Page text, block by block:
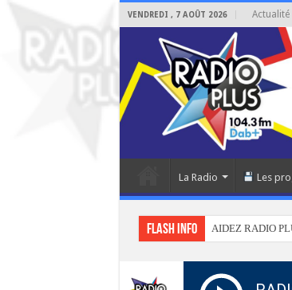
VENDREDI , 7 AOÛT 2026 Actualité
La Radio Les
Flash info AIDEZ RADIO